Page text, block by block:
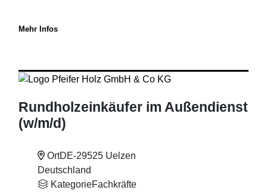
Mehr Infos
Rundholzeinkäufer im Außendienst
(w/m/d)
OrtDE-29525 Uelzen
Deutschland
KategorieFachkräfte